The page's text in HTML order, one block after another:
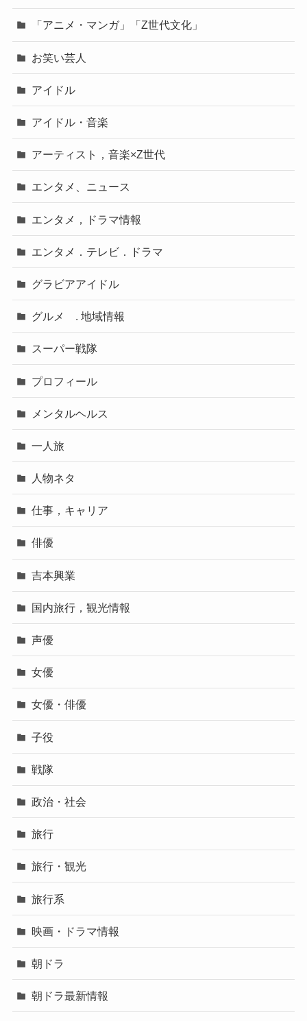
「アニメ・マンガ」「Z世代文化」
お笑い芸人
アイドル
アイドル・音楽
アーティスト，音楽×Z世代
エンタメ、ニュース
エンタメ，ドラマ情報
エンタメ．テレビ．ドラマ
グラビアアイドル
グルメ . 地域情報
スーパー戦隊
プロフィール
メンタルヘルス
一人旅
人物ネタ
仕事，キャリア
俳優
吉本興業
国内旅行，観光情報
声優
女優
女優・俳優
子役
戦隊
政治・社会
旅行
旅行・観光
旅行系
映画・ドラマ情報
朝ドラ
朝ドラ最新情報